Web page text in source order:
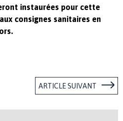
instaurées pour cette
consignes sanitaires en
ARTICLE SUIVANT